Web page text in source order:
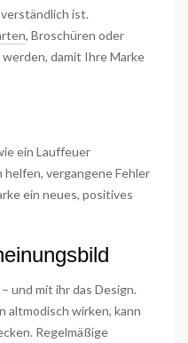
ist.
, Broschüren oder
damit Ihre Marke
ein Lauffeuer
helfen, vergangene Fehler
ein neues, positives
und mit ihr das Design.
altmodisch wirken, kann
Regelmäßige